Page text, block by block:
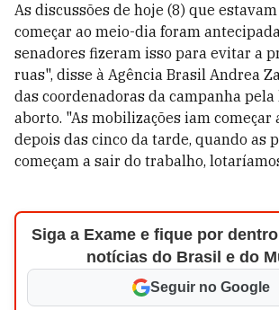
As discussões de hoje (8) que
começar ao meio-dia foram
senadores fizeram isso para evitar a
ruas", disse à Agência Brasil Andrea
das coordenadoras da campanha pela
aborto. "As mobilizações iam começar
depois das cinco da tarde, quando as
começam a sair do trabalho,
Siga a Exame e fique por
notícias do Brasil e do
Seguir no Google